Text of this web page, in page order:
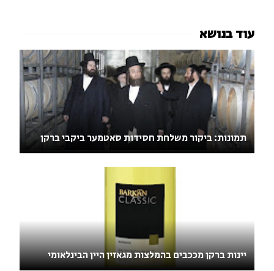
תמונות: ביקור משלחת חסידות סאטמער ביקבי ברקן
יינות ברקן מככבים בהמלצות מגאזין היין הבינלאומי